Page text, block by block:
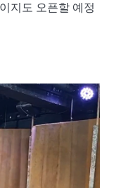
지도 오픈할 예정